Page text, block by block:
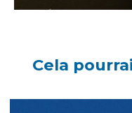
Cela